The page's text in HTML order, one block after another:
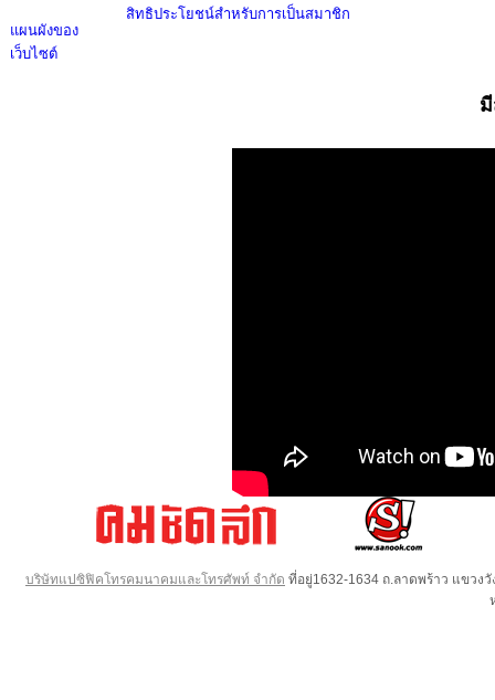
แผนผังของ
เว็บไซต์
สิทธิประโยชน์สำหรับการเป็นสมาชิก
บริษัทแปซิฟิคโทรคมนาคมและโทรศัพท์ จำกัด ที่อยู่1632-1634 ถ.ลาดพร้าว แขวง